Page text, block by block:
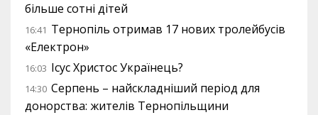
більше сотні дітей
16:41 Тернопіль отримав 17 нових тролейбусів
«Електрон»
16:03 Ісус Христос Українець?
14:30 Серпень – найскладніший період для
донорства: жителів Тернопільщини